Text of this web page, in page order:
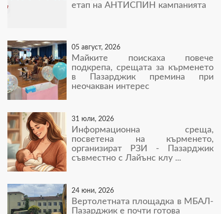
етап на АНТИСПИН кампанията
05 август, 2026
Майките поискаха повече
подкрепа, срещата за кърменето
в Пазарджик премина при
неочакван интерес
31 юли, 2026
Информационна среща,
посветена на кърменето,
организират РЗИ - Пазарджик
съвместно с Лайънс клу ...
24 юни, 2026
Вертолетната площадка в МБАЛ-
Пазарджик е почти готова